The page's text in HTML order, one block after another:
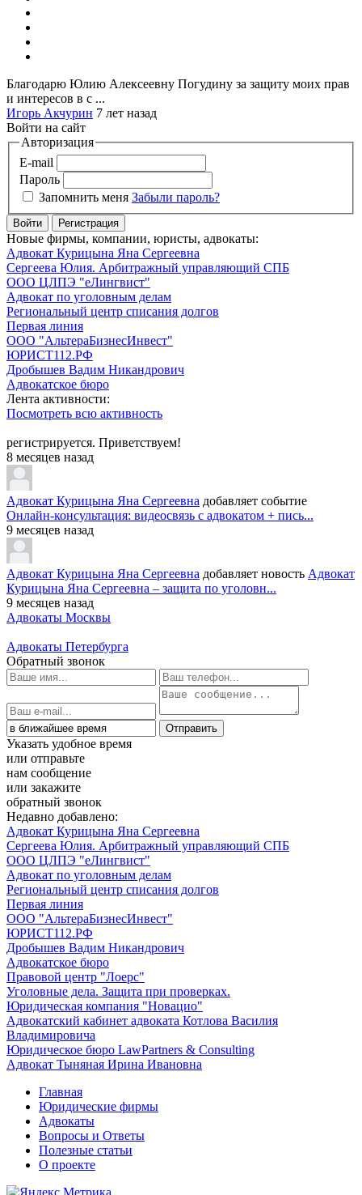
Благодарю Юлию Алексеевну Погудину за защиту моих прав
и интересов в с ...
Игорь Акчурин 7 лет назад
Войти на сайт
Авторизация
E-mail
Пароль
Запомнить меня Забыли пароль?
Войти Регистрация
Новые фирмы, компании, юристы, адвокаты:
Адвокат Курицына Яна Сергеевна
Сергеева Юлия. Арбитражный управляющий СПБ
ООО ЦЛПЭ "еЛингвист"
Адвокат по уголовным делам
Региональный центр списания долгов
Первая линия
ООО "АльтераБизнесИнвест"
ЮРИСТ112.РФ
Дробышев Вадим Никандрович
Адвокатское бюро
Лента активности:
Посмотреть всю активность
регистрируется. Приветствуем!
8 месяцев назад
Адвокат Курицына Яна Сергеевна добавляет событие
Онлайн-консультация: видеосвязь с адвокатом + пись...
9 месяцев назад
Адвокат Курицына Яна Сергеевна добавляет новость Адвокат
Курицына Яна Сергеевна – защита по уголовн...
9 месяцев назад
Адвокаты Москвы
Адвокаты Петербурга
Обратный звонок
Указать удобное время
или отправьте
нам сообщение
или закажите
обратный звонок
Недавно добавлено:
Адвокат Курицына Яна Сергеевна
Сергеева Юлия. Арбитражный управляющий СПБ
ООО ЦЛПЭ "еЛингвист"
Адвокат по уголовным делам
Региональный центр списания долгов
Первая линия
ООО "АльтераБизнесИнвест"
ЮРИСТ112.РФ
Дробышев Вадим Никандрович
Адвокатское бюро
Правовой центр "Лоерс"
Уголовные дела. Защита при проверках.
Юридическая компания "Новацио"
Адвокатский кабинет адвоката Котлова Василия
Владимировича
Юридическое бюро LawPartners & Consulting
Адвокат Тыняная Ирина Ивановна
Главная
Юридические фирмы
Адвокаты
Вопросы и Ответы
Полезные статьи
О проекте